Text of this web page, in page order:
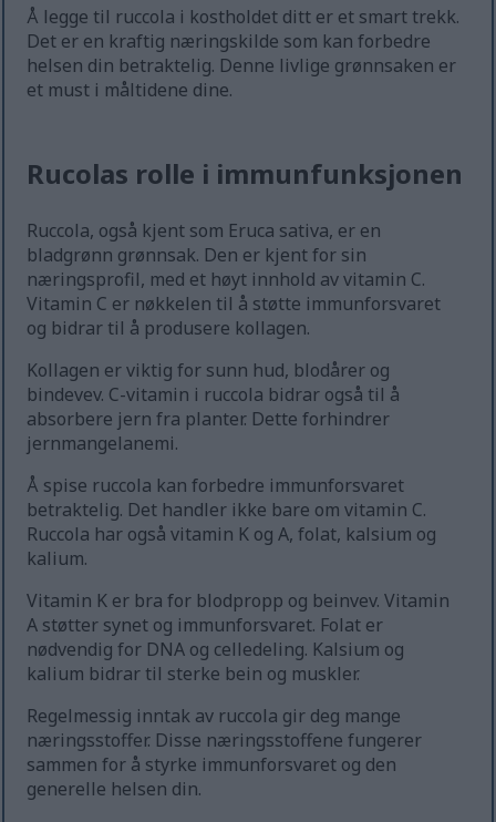
Å legge til ruccola i kostholdet ditt er et smart trekk.
Det er en kraftig næringskilde som kan forbedre
helsen din betraktelig. Denne livlige grønnsaken er
et must i måltidene dine.
Rucolas rolle i immunfunksjonen
Ruccola, også kjent som Eruca sativa, er en
bladgrønn grønnsak. Den er kjent for sin
næringsprofil, med et høyt innhold av vitamin C.
Vitamin C er nøkkelen til å støtte immunforsvaret
og bidrar til å produsere kollagen.
Kollagen er viktig for sunn hud, blodårer og
bindevev. C-vitamin i ruccola bidrar også til å
absorbere jern fra planter. Dette forhindrer
jernmangelanemi.
Å spise ruccola kan forbedre immunforsvaret
betraktelig. Det handler ikke bare om vitamin C.
Ruccola har også vitamin K og A, folat, kalsium og
kalium.
Vitamin K er bra for blodpropp og beinvev. Vitamin
A støtter synet og immunforsvaret. Folat er
nødvendig for DNA og celledeling. Kalsium og
kalium bidrar til sterke bein og muskler.
Regelmessig inntak av ruccola gir deg mange
næringsstoffer. Disse næringsstoffene fungerer
sammen for å styrke immunforsvaret og den
generelle helsen din.